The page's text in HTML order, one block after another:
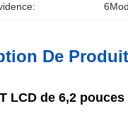
De Produit
LCD de 6,2